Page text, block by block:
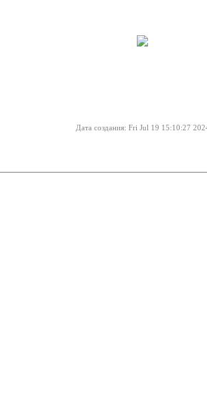
Дата создания: Fri Jul 19 15:10:27